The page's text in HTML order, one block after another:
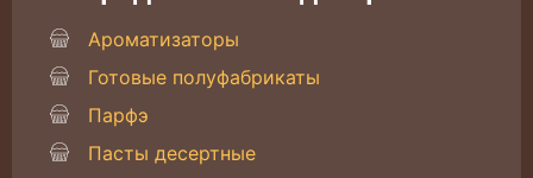
Ароматизаторы
Готовые полуфабрикаты
Парфэ
Пасты десертные